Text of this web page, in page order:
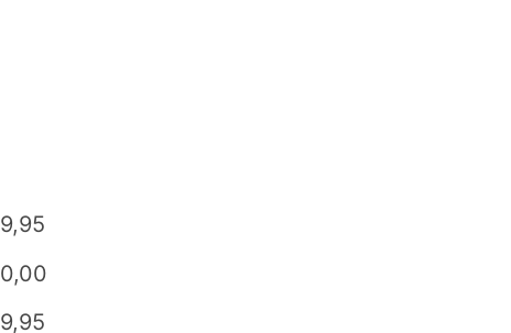
9,95
0,00
9,95